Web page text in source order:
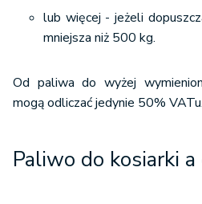
lub więcej - jeżeli
mniejsza niż 500 kg.
Od paliwa do wyżej
mogą odliczać jedynie 50% VATu.
Paliwo do kosiarki